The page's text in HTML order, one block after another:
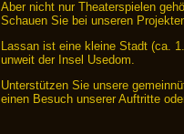
Aber nicht nur Theaterspielen
Schauen Sie bei unseren
Lassan ist eine kleine Stadt (ca.
unweit der Insel Usedom.
Unterstützen Sie unsere
einen Besuch unserer Auftritte